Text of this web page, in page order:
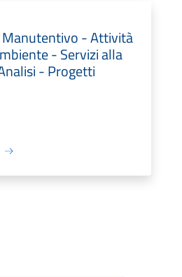
Manutentivo - Attività
- Servizi alla
- Progetti